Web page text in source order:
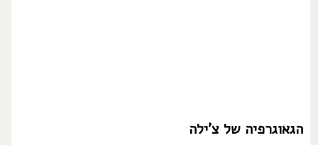
הגאוגרפיה של צ'ילה